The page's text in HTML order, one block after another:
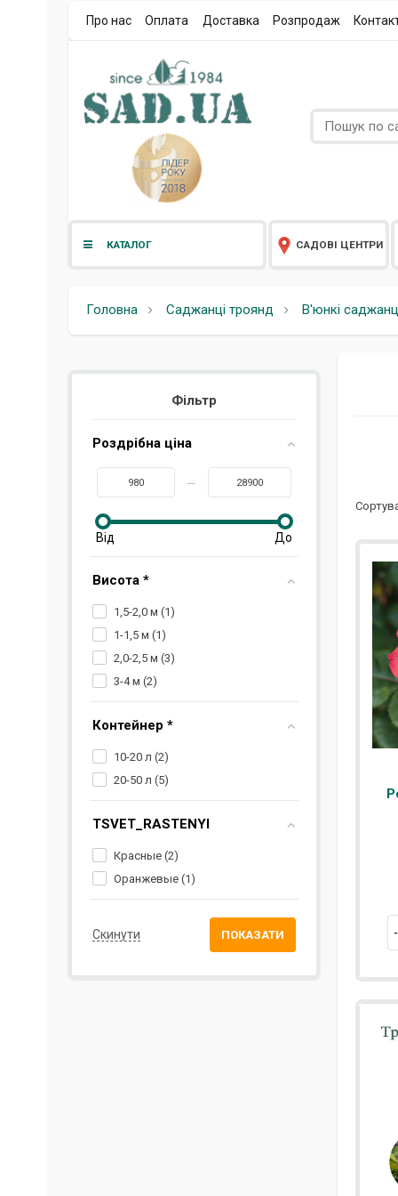
Про нас Оплата Доставка Розпродаж
КАТАЛОГ САДОВІ ЦЕНТРИ
Головна Саджанці троянд В'юнкі
Фільтр
Роздрібна ціна
Висота *
1,5-2,0 м (1)
1-1,5 м (1)
2,0-2,5 м (3)
3-4 м (2)
Контейнер *
10-20 л (2)
20-50 л (5)
TSVET_RASTENYI
Красные (2)
Оранжевые (1)